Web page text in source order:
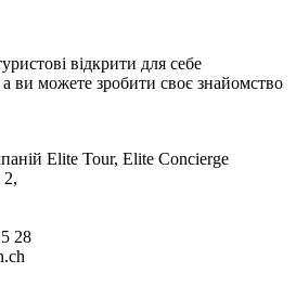
відкрити для себе
можете зробити своє знайомство
Elite Tour, Elite Concierge
2,
28